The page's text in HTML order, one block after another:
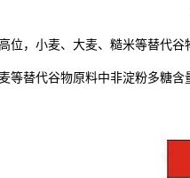
位，小麦、大麦、糙米等替代谷
等替代谷物原料中非淀粉多糖含